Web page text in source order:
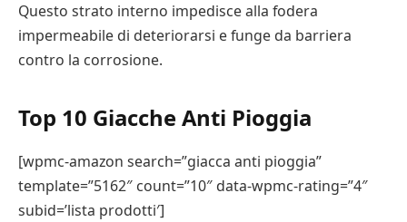
Questo strato interno impedisce alla fodera
impermeabile di deteriorarsi e funge da barriera
contro la corrosione.
Top 10 Giacche Anti Pioggia
[wpmc-amazon search=”giacca anti pioggia”
template=”5162″ count=”10″ data-wpmc-rating=”4″
subid=’lista prodotti′]